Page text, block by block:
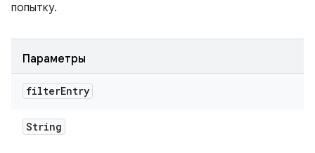
попытку.
Параметры
filterEntry
String